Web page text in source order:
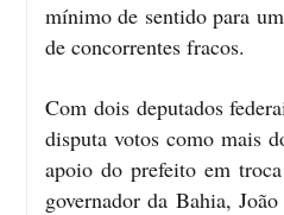
mínimo de sentido para
de concorrentes fracos.
Com dois deputados
disputa votos como mais
apoio do prefeito em
governador da Bahia,